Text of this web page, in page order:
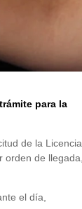
para la
de la Licencia
de llegada,
el día,